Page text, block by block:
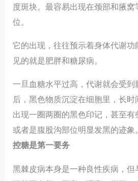
度斑块。最容易出现在颈部和腋
位。
它的出现，往往预示着身体代谢
见的就是肥胖和糖尿病。
一旦血糖水平过高，代谢就会受
后，黑色物质沉淀在细胞里，长
出现一圈两圈的黑色印记，甚至
或者是腹股沟部位明显发黑的迹象。
控糖是第一要务
黑棘皮病本身是一种良性疾病，